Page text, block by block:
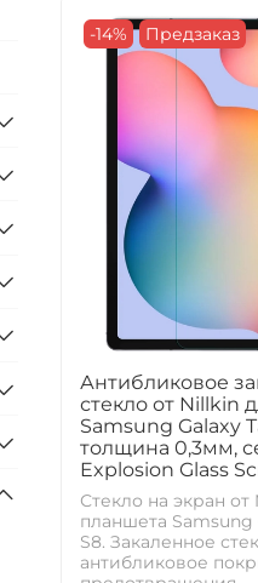
-14% Предзаказ
Антибликовое
стекло от Nillkin
Samsung Galaxy
толщина 0,3мм,
Explosion Glass
Стекло на экран от
планшета Samsung
S8. Закаленное
антибликовое